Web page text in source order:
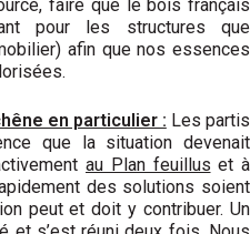
faire que le bois français
pour les structures que
afin que nos essences
en particulier : Les partis
que la situation devenait
au Plan feuillus et à
des solutions soient
peut et doit y contribuer. Un